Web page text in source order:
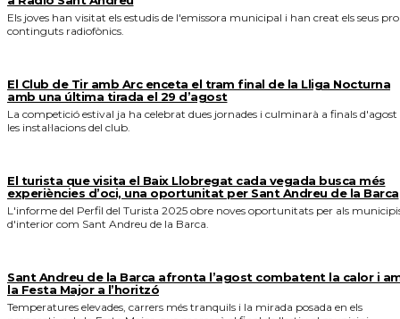
Els joves han visitat els estudis de l'emissora municipal i han creat els seus
continguts radiofònics.
El Club de Tir amb Arc enceta el tram final de la Lliga Nocturna
amb una última tirada el 29 d’agost
La competició estival ja ha celebrat dues jornades i culminarà a finals d'agost
les instal·lacions del club.
El turista que visita el Baix Llobregat cada vegada busca més
experiències d’oci, una oportunitat per Sant Andreu de la Barca
L'informe del Perfil del Turista 2025 obre noves oportunitats per als
d'interior com Sant Andreu de la Barca.
Sant Andreu de la Barca afronta l’agost combatent la calor i
la Festa Major a l’horitzó
Temperatures elevades, carrers més tranquils i la mirada posada en els